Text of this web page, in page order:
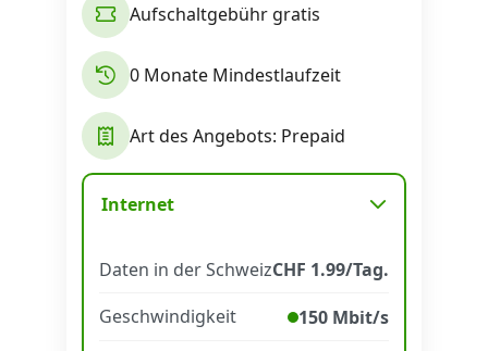
News
Forum
Über uns
Aufschaltgebühr gratis
0 Monate Mindestlaufzeit
Art des Angebots: Prepaid
Internet
Daten in der SchweizCHF 1.99/Tag.
Geschwindigkeit
150 Mbit/s